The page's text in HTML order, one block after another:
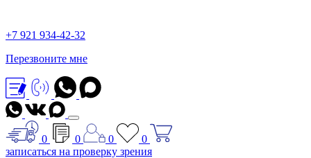
+7 921 934-42-32
Перезвоните мне
0 0 0
0
записаться на проверку зрения